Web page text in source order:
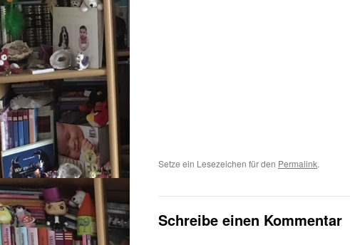
Setze ein Lesezeichen für den Permalink.
Schreibe einen Kommentar